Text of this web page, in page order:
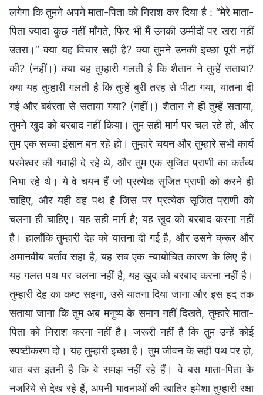
लगेगा कि तुमने अपने माता-पिता को निराश कर दिया है : “मेरे माता-
पिता ज्यादा कुछ नहीं माँगते, फिर भी मैं उनकी उम्मीदों पर खरा नहीं
उतरा।” क्या यह विचार सही है? क्या तुमने उनकी इच्छा पूरी नहीं
की? (नहीं।) क्या यह तुम्हारी गलती है कि शैतान ने तुम्हें सताया?
क्या यह तुम्हारी गलती है कि तुम्हें बुरी तरह से पीटा गया, यातना दी
गई और बर्बरता से सताया गया? (नहीं।) शैतान ने ही तुम्हें सताया,
तुमने खुद को बरबाद नहीं किया। तुम सही मार्ग पर चल रहे हो, और
तुम एक सच्चा इंसान बन रहे हो। तुम्हारे चयन और तुम्हारे सभी कार्य
परमेश्वर की गवाही दे रहे थे, और तुम एक सृजित प्राणी का कर्तव्य
निभा रहे थे। ये वे चयन हैं जो प्रत्येक सृजित प्राणी को करने ही
चाहिए, और यही वह पथ है जिस पर प्रत्येक सृजित प्राणी को
चलना ही चाहिए। यह सही मार्ग है; यह खुद को बरबाद करना नहीं
है। हालाँकि तुम्हारी देह को यातना दी गई है, और उसने क्रूर और
अमानवीय बर्ताव सहा है, यह सब एक न्यायोचित कारण के लिए है।
यह गलत पथ पर चलना नहीं है, यह खुद को बरबाद करना नहीं है।
तुम्हारी देह का कष्ट सहना, उसे यातना दिया जाना और इस हद तक
सताया जाना कि तुम अब मनुष्य के समान नहीं दिखते, तुम्हारे माता-
पिता को निराश करना नहीं है। जरूरी नहीं है कि तुम उन्हें कोई
स्पष्टीकरण दो। यह तुम्हारी इच्छा है। तुम जीवन के सही पथ पर हो,
बात बस इतनी है कि वे समझ नहीं रहे हैं। वे बस माता-पिता के
नजरिये से देख रहे हैं, अपनी भावनाओं की खातिर हमेशा तुम्हारी रक्षा